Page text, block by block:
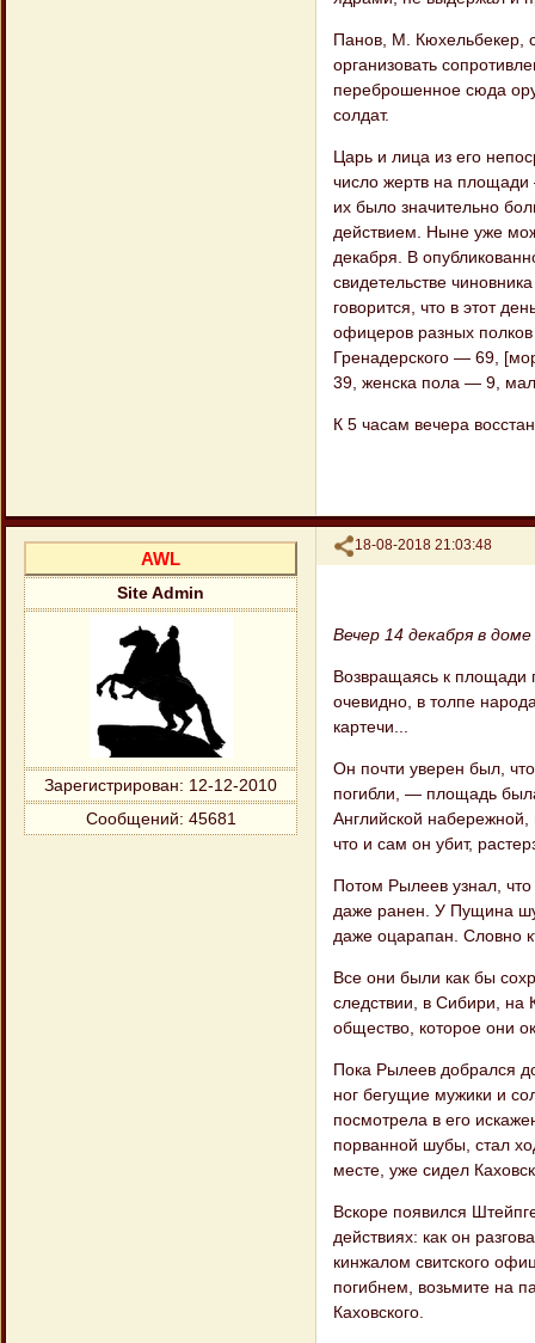
Панов, М. Кюхельбекер,
организовать
переброшенное сюда
солдат.
Царь и лица из его
число жертв на
их было значительно
действием. Ныне уже
декабря. В
свидетельстве
говорится, что в этот
офицеров разных
Гренадерского — 69,
39, женска пола — 9,
К 5 часам вечера
Поделиться
18-08-2018 21:03:48
AWL
Site Admin
Зарегистрирован: 12-12-2010
Сообщений: 45681
Вечер 14 декабря в
Возвращаясь к площади
очевидно, в толпе
картечи...
Он почти уверен был,
погибли, — площадь
Английской
что и сам он убит,
Потом Рылеев узнал,
даже ранен. У Пущина
даже оцарапан. Словно
Все они были как бы
следствии, в Сибири, на
общество, которое они
Пока Рылеев добрался
ног бегущие мужики и
посмотрела в его
порванной шубы, стал
месте, уже сидел
Вскоре появился
действиях: как он
кинжалом свитского
погибнем, возьмите на
Каховского.